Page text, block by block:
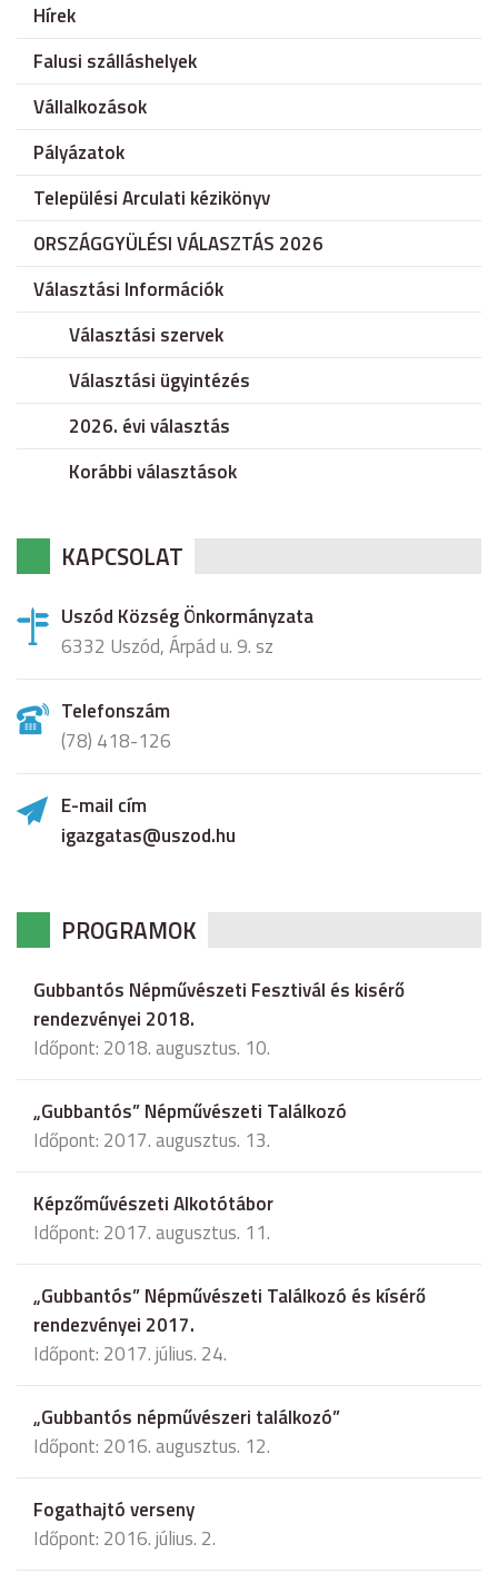
Hírek
Falusi szálláshelyek
Vállalkozások
Pályázatok
Települési Arculati kézikönyv
ORSZÁGGYÜLÉSI VÁLASZTÁS 2026
Választási Információk
Választási szervek
Választási ügyintézés
2026. évi választás
Korábbi választások
KAPCSOLAT
Uszód Község Önkormányzata
6332 Uszód, Árpád u. 9. sz
Telefonszám
(78) 418-126
E-mail cím
igazgatas@uszod.hu
PROGRAMOK
Gubbantós Népművészeti Fesztivál és kisérő
rendezvényei 2018.
Időpont: 2018. augusztus. 10.
„Gubbantós” Népművészeti Találkozó
Időpont: 2017. augusztus. 13.
Képzőművészeti Alkotótábor
Időpont: 2017. augusztus. 11.
„Gubbantós” Népművészeti Találkozó és kísérő
rendezvényei 2017.
Időpont: 2017. július. 24.
„Gubbantós népművészeri találkozó”
Időpont: 2016. augusztus. 12.
Fogathajtó verseny
Időpont: 2016. július. 2.